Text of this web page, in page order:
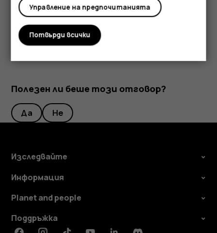
устройството, както и данните, съхранявани в
картата.
Полезен ли беше този отговор?
Да Не
Изследвайте
Информация
Planet and people
Поддръжка
Управление на предпочитанията
Потвърди всички